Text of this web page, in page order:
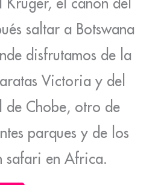
saltar a Botswana
disfrutamos de la
Victoria y del
de Chobe, otro de
parques y de los
safari en Africa.